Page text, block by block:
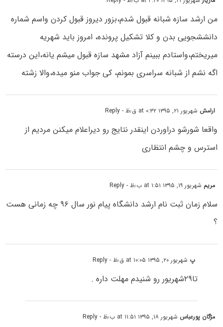
من ارشد سازه شبانه قبول شدم،بزور دیروز قبول کردن واسم شماره
دانششجویی بدن و کلا تشکیل پرونده، امروز باید شهریه
میریختم،واستادم ببینم آزاد مشهد سازه قبول میشم یانه،این درسته
اگه نشم از شبانه سراسری بمونم، کی جواب منو میده،والا زشته
ارامش شهریور ۲۱, ۱۳۹۵ at ۰:۳۲ ق٫ظ - Reply
واقعا شورشو دراوردن اینقدر نتایج رو دیراعلام میکنن مردیم از
استرس و چشم انتظاری
مریم شهریور ۱۹, ۱۳۹۵ at ۱:۵۱ ب٫ظ - Reply
سلام زمان ثبت نام ارشد دانشگاه پیام نور سال ۹۶ چه زمانی هست
؟
پ شهریور ۲۰, ۱۳۹۵ at ۱۰:۰۵ ق٫ظ - Reply
تا۲۹شهریور رو شنیدم مهلت داره .
مژگان پورعباس شهریور ۱۸, ۱۳۹۵ at ۱۱:۵۱ ب٫ظ - Reply